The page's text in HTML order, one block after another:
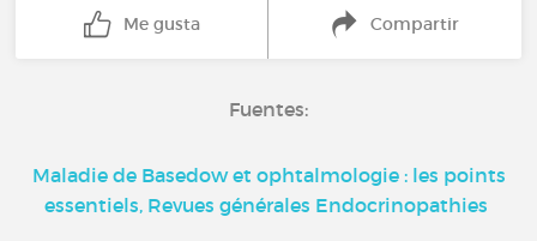
Me gusta Compartir
Fuentes:
Maladie de Basedow et ophtalmologie : les points
essentiels, Revues générales Endocrinopathies